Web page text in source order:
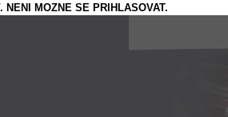
MOZNE SE PRIHLASOVAT.